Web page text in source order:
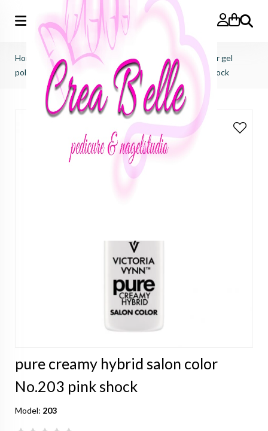
Zoeken
Home Victoria Vynn>
Pure creamy hybrid salon color gel
polish
pure creamy hybrid salon color No.203 pink shock
pure creamy hybrid salon color
No.203 pink shock
Model: 203